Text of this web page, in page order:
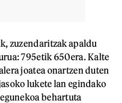
zuzendaritzak apaldu
795etik 650era. Kalte
joatea onartzen duten
lukete lan egindako
behartuta